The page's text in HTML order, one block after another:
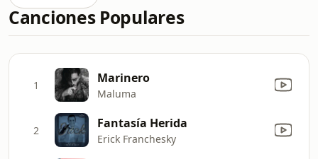
Canciones Populares
1 Marinero
Maluma
2 Fantasía Herida
Erick Franchesky